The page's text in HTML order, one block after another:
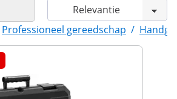
Professioneel gereedschap /